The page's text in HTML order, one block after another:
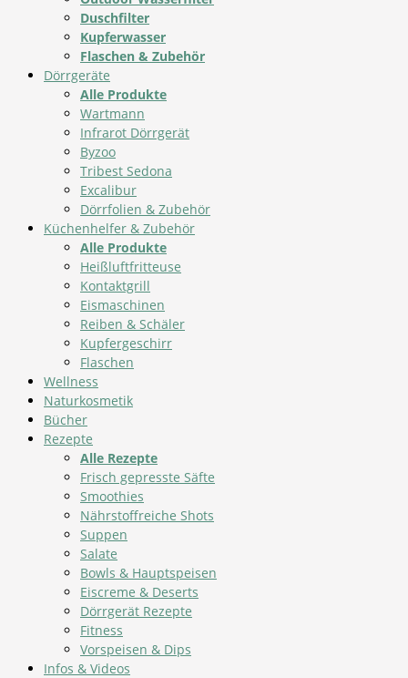
Duschfilter
Kupferwasser
Flaschen & Zubehör
Dörrgeräte
Alle Produkte
Wartmann
Infrarot Dörrgerät
Byzoo
Tribest Sedona
Excalibur
Dörrfolien & Zubehör
Küchenhelfer & Zubehör
Alle Produkte
Heißluftfritteuse
Kontaktgrill
Eismaschinen
Reiben & Schäler
Kupfergeschirr
Flaschen
Wellness
Naturkosmetik
Bücher
Rezepte
Alle Rezepte
Frisch gepresste Säfte
Smoothies
Nährstoffreiche Shots
Suppen
Salate
Bowls & Hauptspeisen
Eiscreme & Deserts
Dörrgerät Rezepte
Fitness
Vorspeisen & Dips
Infos & Videos